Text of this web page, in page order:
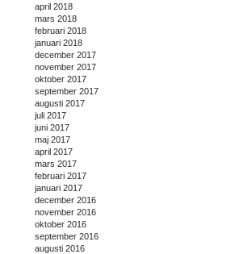
april 2018
mars 2018
februari 2018
januari 2018
december 2017
november 2017
oktober 2017
september 2017
augusti 2017
juli 2017
juni 2017
maj 2017
april 2017
mars 2017
februari 2017
januari 2017
december 2016
november 2016
oktober 2016
september 2016
augusti 2016